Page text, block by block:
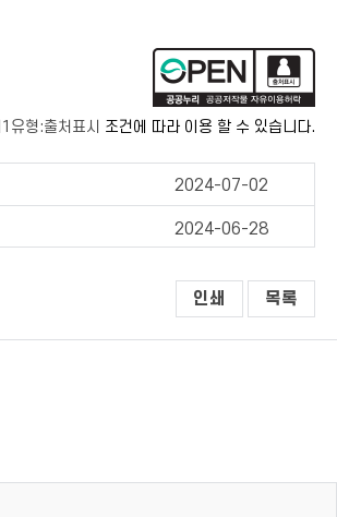
1유형:출처표시 조건에 따라 이용 할 수 있습니다.
2024-07-02
2024-06-28
인쇄 목록